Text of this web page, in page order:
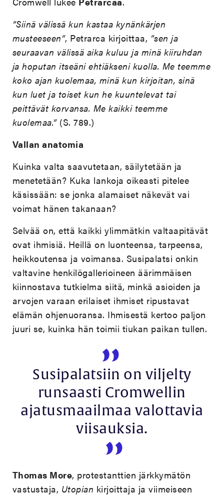
”Siinä välissä kun kastaa kynänkärjen
musteeseen”, Petrarca kirjoittaa, ”sen ja
seuraavan välissä aika kuluu ja minä kiiruhdan
ja hoputan itseäni ehtiäkseni kuolla. Me teemme
koko ajan kuolemaa, minä kun kirjoitan, sinä
kun luet ja toiset kun he kuuntelevat tai
peittävät korvansa. Me kaikki teemme
kuolemaa.”(S. 789.)
Vallan anatomia
Kuinka valta saavutetaan, säilytetään ja
menetetään? Kuka lankoja oikeasti pitelee
käsissään: se jonka alamaiset näkevät vai
voimat hänen takanaan?
Selvää on, että kaikki ylimmätkin valtaapitävät
ovat ihmisiä. Heillä on luonteensa, tarpeensa,
heikkoutensa ja voimansa. Susipalatsi onkin
valtavine henkilögallerioineen äärimmäisen
kiinnostava tutkielma siitä, minkä asioiden ja
arvojen varaan erilaiset ihmiset ripustavat
elämän ohjenuoransa. Ihmisestä kertoo paljon
juuri se, kuinka hän toimii tiukan paikan tullen.
Susipalatsiin on viljelty
runsaasti Cromwellin
ajatusmaailmaa valottavia
viisauksia.
Thomas More, protestanttien järkkymätön
vastustaja, Utopian kirjoittaja ja viimeiseen